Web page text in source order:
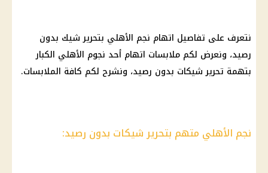
نتعرف على تفاصيل اتهام نجم الأهلي بتحرير شيك بدون
رصيد، ونعرض لكم ملابسات اتهام أحد نجوم الأهلي الكبار
بتهمة تحرير شيكات بدون رصيد، ونشرح لكم كافة الملابسات.
نجم الأهلي متهم بتحرير شيكات بدون رصيد: